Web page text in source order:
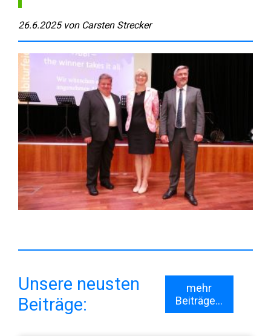
26.6.2025 von Carsten Strecker
Unsere neusten
Beiträge:
mehr
Beiträge...